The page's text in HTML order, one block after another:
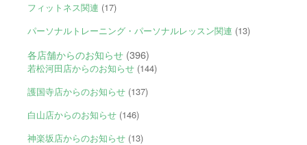
フィットネス関連 (17)
パーソナルトレーニング・パーソナルレッスン関連 (13)
各店舗からのお知らせ(396)
若松河田店からのお知らせ(144)
護国寺店からのお知らせ(137)
白山店からのお知らせ(146)
神楽坂店からのお知らせ(13)